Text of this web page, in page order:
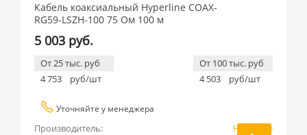
Кабель коаксиальный Hyperline COAX-
RG59-LSZH-100 75 Ом 100 м
5 003 руб.
От 25 тыс. руб
4 753
руб/шт
От 100 тыс. руб
4 503
руб/шт
Уточняйте у менеджера
Производитель: Hyperline